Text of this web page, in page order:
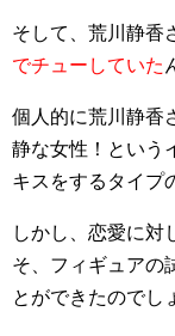
そして、荒川静香
でチューしていた
個人的に荒川静香
静な女性！ という
キスをするタイプ
しかし、恋愛に対
そ、フィギュアの
とができたのでし